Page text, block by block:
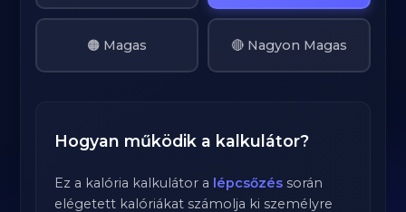
🟠 Magas 🔴 Nagyon Magas
Hogyan működik a kalkulátor?
Ez a kalória kalkulátor a lépcsőzés során
elégetett kalóriákat számolja ki személyre